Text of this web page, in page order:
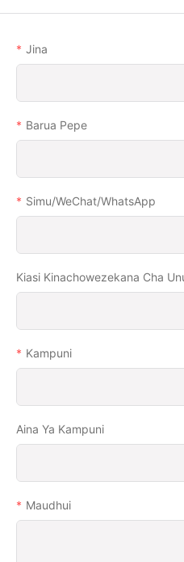
Jina
Barua Pepe
Simu/WeChat/WhatsApp
Kiasi Kinachowezekana Cha
Kampuni
Aina Ya Kampuni
Maudhui